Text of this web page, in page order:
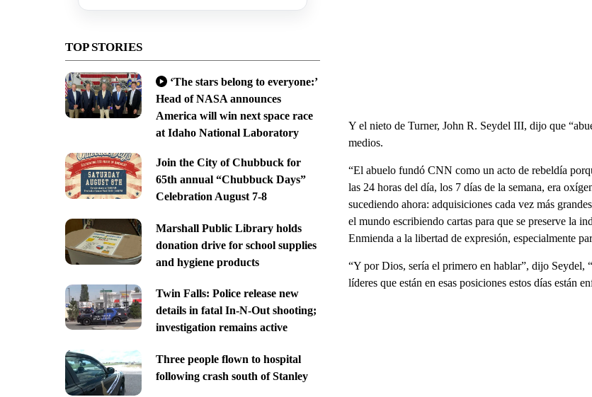
TOP STORIES
‘The stars belong to everyone:’
Head of NASA announces
America will win next space race
at Idaho National Laboratory
Join the City of Chubbuck for
65th annual “Chubbuck Days”
Celebration August 7-8
Marshall Public Library holds
donation drive for school supplies
and hygiene products
Twin Falls: Police release new
details in fatal In-N-Out shooting;
investigation remains active
Three people flown to hospital
following crash south of Stanley
Y el nieto de Turner, John R. Seydel III, dijo que
medios.
“El abuelo fundó CNN como un acto de rebeldía
las 24 horas del día, los 7 días de la semana, era
sucediendo ahora: adquisiciones cada vez más
el mundo escribiendo cartas para que se preserve la
Enmienda a la libertad de expresión, especialmente
“Y por Dios, sería el primero en hablar”, dijo Seydel,
líderes que están en esas posiciones estos días están